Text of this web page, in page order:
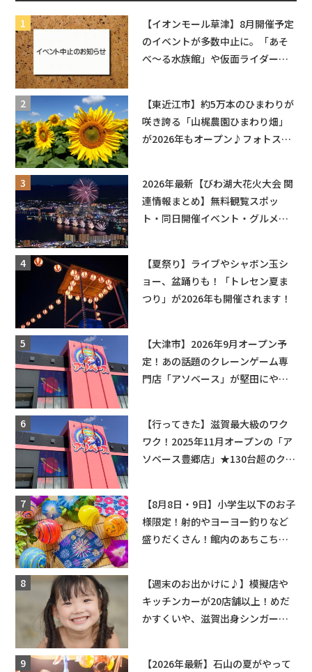
【イオンモール草津】8月開催予定
のイベントが多数中止に。「あそ
べ〜る水族館」や仮面ライダーシ
【東近江市】約5万本のひまわりが
咲き誇る「山梶農園ひまわり畑」
が2026年もオープン♪フォトスポ
2026年最新【びわ湖大花火大会 関
連情報まとめ】無料観覧スポッ
ト・同日開催イベント・グルメマ
【夏祭り】ライブやシャボン玉シ
ョー、盆踊りも！「トレセン夏ま
つり」が2026年も開催されます！
【大津市】2026年9月オープン予
定！あの話題のクレーンゲーム専
門店「アソベース」が堅田にやっ
【行ってきた】滋賀最大級のワク
ワク！2025年11月オープンの「ア
ソベース豊郷店」★130台超のクレ
【8月8日・9日】小学生以下のお子
様限定！射的やヨーヨー釣りなど
盛りだくさん！館内のあちこちに
【週末のお出かけに♪】模擬店や
キッチンカーが20店舗以上！めだ
かすくいや、滋賀出身シンガーソ
【2026年最新】石山の夏がやって